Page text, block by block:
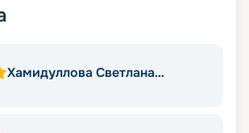
Хамидуллова Светлана